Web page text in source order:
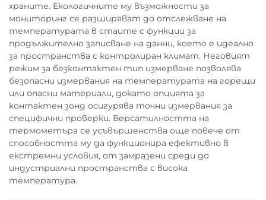
храните. Екологичните му възможности за
мониторинг се разширяват до отслежване на
температурата в стаите с функции за
продължително записване на данни, което е идеално
за пространства с контролиран климат. Неговият
режим за безконтактен тип измерване позволява
безопасни измервания на температурата на горещи
или опасни материали, докато опцията за
контактен зонд осигурява точни измервания за
специфични проверки. Версатилността на
термометъра се усъвършенства още повече от
способността му да функционира ефективно в
екстремни условия, от замразени среди до
индустриални пространства с висока
температура.